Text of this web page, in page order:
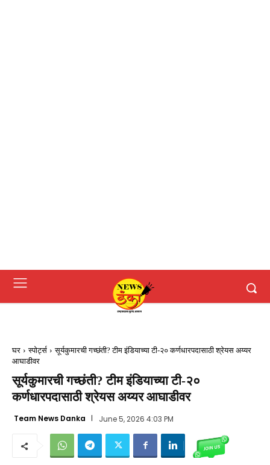
घर स्पोर्ट्स
सूर्यकुमारची गच्छंती? टीम इंडियाच्या टी-२० कर्णधारपदासाठी श्रेयस अय्यर
आघाडीवर
सूर्यकुमारची गच्छंती? टीम इंडियाच्या टी-२०
कर्णधारपदासाठी श्रेयस अय्यर आघाडीवर
Team News Danka June 5, 2026 4:03 PM